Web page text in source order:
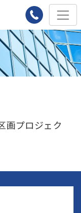
プロジェク